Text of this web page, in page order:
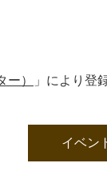
） 」により登
イベン